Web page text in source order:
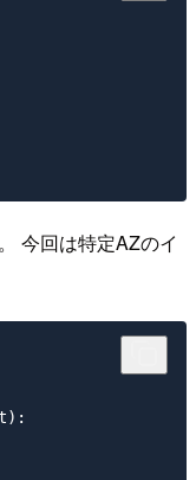
今回は特定AZのイ